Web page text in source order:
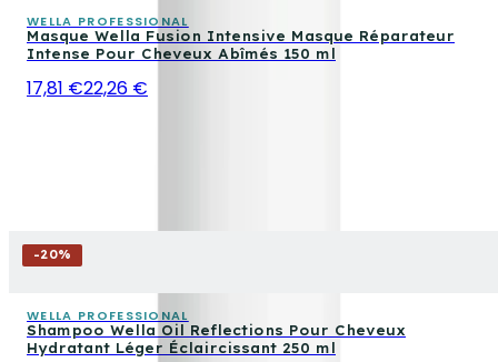
WELLA PROFESSIONAL
Masque Wella Fusion Intensive Masque Réparateur
Intense Pour Cheveux Abîmés 150 ml
17,81 €22,26 €
-20%
WELLA PROFESSIONAL
Shampoo Wella Oil Reflections Pour Cheveux
Hydratant Léger Éclaircissant 250 ml